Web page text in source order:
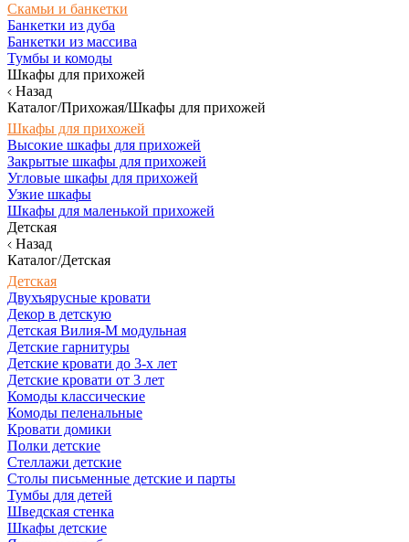
Скамьи и банкетки
Банкетки из дуба
Банкетки из массива
Тумбы и комоды
Шкафы для прихожей
Назад
Каталог/Прихожая/Шкафы для прихожей
Шкафы для прихожей
Высокие шкафы для прихожей
Закрытые шкафы для прихожей
Угловые шкафы для прихожей
Узкие шкафы
Шкафы для маленькой прихожей
Детская
Назад
Каталог/Детская
Детская
Двухъярусные кровати
Декор в детскую
Детская Вилия-М модульная
Детские гарнитуры
Детские кровати до 3-х лет
Детские кровати от 3 лет
Комоды классические
Комоды пеленальные
Кровати домики
Полки детские
Стеллажи детские
Столы письменные детские и парты
Тумбы для детей
Шведская стенка
Шкафы детские